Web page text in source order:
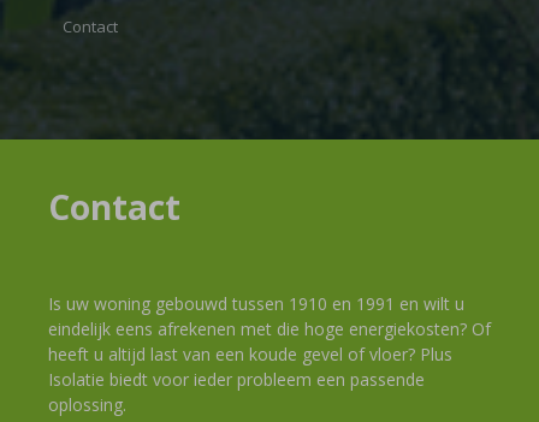
Contact
Contact
Is uw woning gebouwd tussen 1910 en 1991 en wilt u
eindelijk eens afrekenen met die hoge energiekosten? Of
heeft u altijd last van een koude gevel of vloer? Plus
Isolatie biedt voor ieder probleem een passende
oplossing.